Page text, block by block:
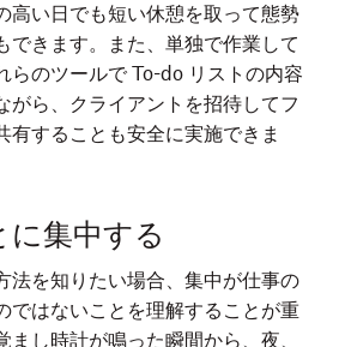
高い日でも短い休憩を取って態勢
できます。また、単独で作業して
らのツールで To-do リストの内容
がら、クライアントを招待してフ
有することも安全に実施できま
集中する
法を知りたい場合、集中が仕事の
ではないことを理解することが重
まし時計が鳴った瞬間から、夜、